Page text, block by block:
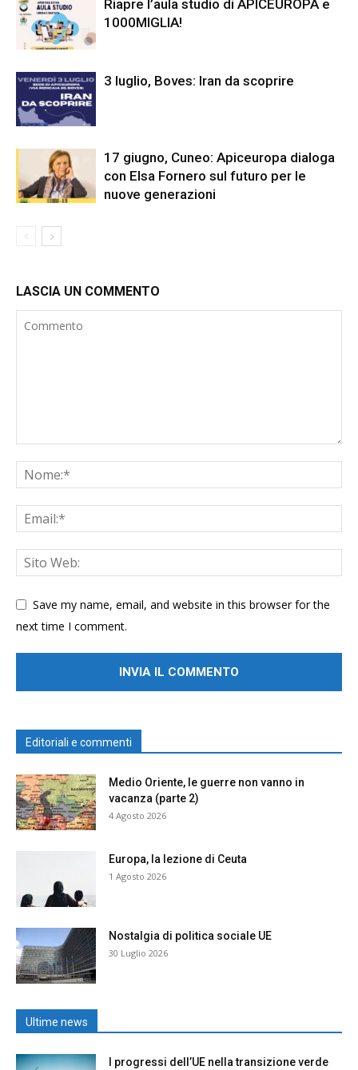
Riapre l’aula studio di APICEUROPA e
1000MIGLIA!
3 luglio, Boves: Iran da scoprire
17 giugno, Cuneo: Apiceuropa dialoga
con Elsa Fornero sul futuro per le
nuove generazioni
LASCIA UN COMMENTO
Save my name, email, and website in this browser for the
next time I comment.
Editoriali e commenti
Medio Oriente, le guerre non vanno in
vacanza (parte 2)
4 Agosto 2026
Europa, la lezione di Ceuta
1 Agosto 2026
Nostalgia di politica sociale UE
30 Luglio 2026
Ultime news
I progressi dell’UE nella transizione verde